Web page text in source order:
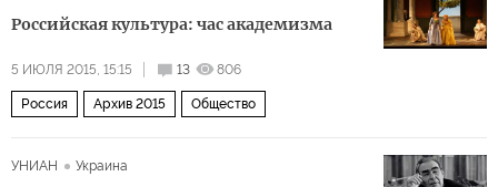
Российская культура: час академизма
5 ИЮЛЯ 2015, 15:15 13 806
Россия Архив 2015 Общество
УНИАН Украина